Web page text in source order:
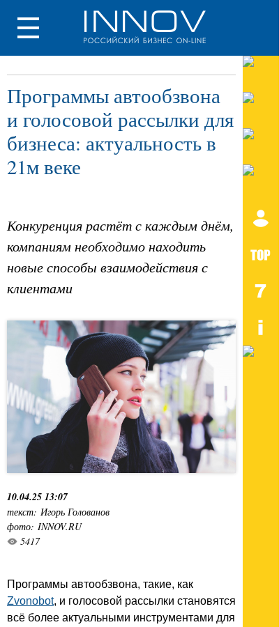
Программы автообзвона
и голосовой рассылки для
бизнеса: актуальность в
21м веке
Конкуренция растёт с каждым днём,
компаниям необходимо находить
новые способы взаимодействия с
клиентами
10.04.25 13:07
текст: Игорь Голованов
фото: INNOV.RU
5417
Программы автообзвона, такие, как
Zvonobot, и голосовой рассылки становятся
всё более актуальными инструментами для